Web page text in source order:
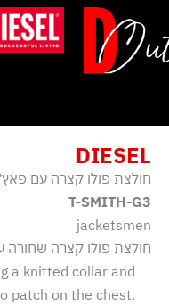
לתוכן
DIESEL
חולצת פולו קצרה עם
T-SMITH-G3
jacketsmen
חולצת פולו קצרה שחורה
a knitted collar and
patch on the chest.